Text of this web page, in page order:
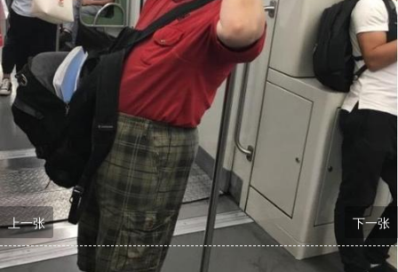
上一张 下一张